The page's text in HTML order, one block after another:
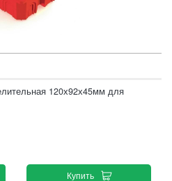
120х92х45мм для
Купить